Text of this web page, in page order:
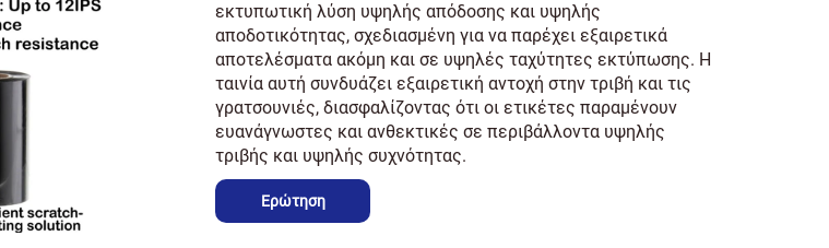
εκτυπωτική λύση υψηλής απόδοσης και υψηλής
αποδοτικότητας, σχεδιασμένη για να παρέχει εξαιρετικά
αποτελέσματα ακόμη και σε υψηλές ταχύτητες εκτύπωσης. Η
ταινία αυτή συνδυάζει εξαιρετική αντοχή στην τριβή και τις
γρατσουνιές, διασφαλίζοντας ότι οι ετικέτες παραμένουν
ευανάγνωστες και ανθεκτικές σε περιβάλλοντα υψηλής
τριβής και υψηλής συχνότητας.
Ερώτηση